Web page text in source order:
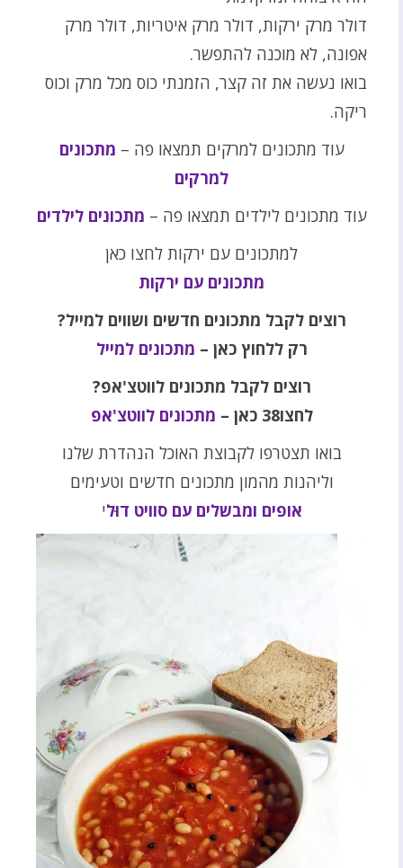
דולר מרק ירקות, דולר מרק איטריות, דולר מרק
אפונה, לא מוכנה להתפשר.
בואו נעשה את זה קצר, הזמנתי כוס מכל מרק וכוס
ריקה.
עוד מתכונים למרקים תמצאו פה – מתכונים
למרקים
עוד מתכונים לילדים תמצאו פה – מתכונים לילדים
למתכונים עם ירקות לחצו כאן
מתכונים עם ירקות
רוצים לקבל מתכונים חדשים ושווים למייל?
רק ללחוץ כאן – מתכונים למייל
רוצים לקבל מתכונים לווטצ'אפ?
לחצו38 כאן –
מתכונים לווטצ'אפ
בואו תצטרפו לקבוצת האוכל הנהדרת שלנו
וליהנות מהמון מתכונים חדשים וטעימים
אופים ומבשלים עם סוויט דוּלי